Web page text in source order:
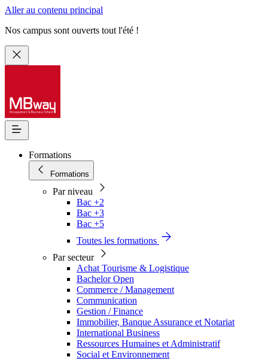
Aller au contenu principal
Nos campus sont ouverts tout l'été !
Formations
Formations
Par niveau
Bac +2
Bac +3
Bac +5
Toutes les formations
Par secteur
Achat Tourisme & Logistique
Bachelor Open
Commerce / Management
Communication
Gestion / Finance
Immobilier, Banque Assurance et Notariat
International Business
Ressources Humaines et Administratif
Social et Environnement